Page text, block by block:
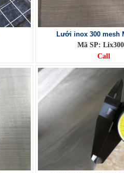
Lưới inox 300 mesh
Mã SP:
Call